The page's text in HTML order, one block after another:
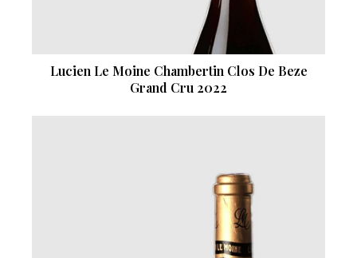
Lucien Le Moine Chambertin Clos De Beze
Grand Cru 2022